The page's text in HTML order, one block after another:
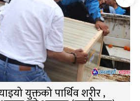
युक्तको पार्थिव शरीर ,